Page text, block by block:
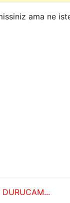
ama ne
DURUCAM...